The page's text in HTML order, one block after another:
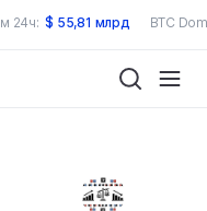
24ч: $ 55,81 млрд BTC